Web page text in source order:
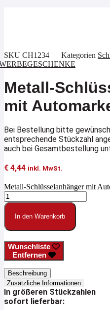
SKU CH1234 Kategorien
Metall-
mit
Bei Bestellung bitte
entsprechende Stückzahl
auch bei Gesamtbestellung
€ 4,44 inkl. MwSt.
Metall-Schlüsselanhänger mit
In den Warenkorb
Wunschliste
Entfernen
Beschreibung
Zusätzliche Informationen
In größeren Stückzahlen
sofort lieferbar: